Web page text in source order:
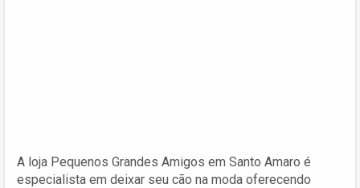
A loja Pequenos Grandes Amigos em Santo Amaro é
especialista em deixar seu cão na moda oferecendo